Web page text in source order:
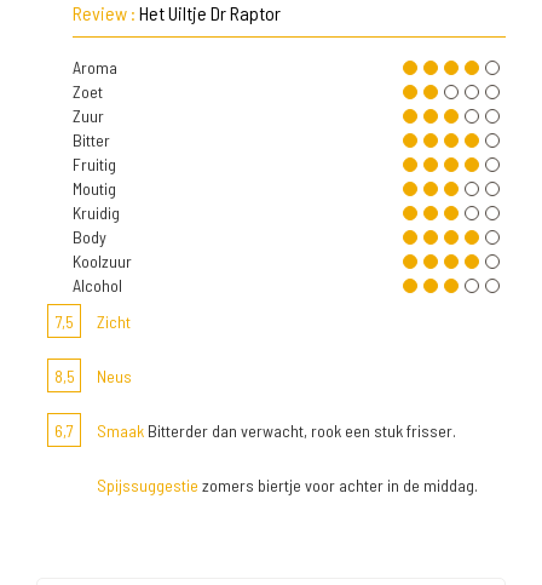
Review : Het Uiltje Dr Raptor
Aroma
Zoet
Zuur
Bitter
Fruitig
Moutig
Kruidig
Body
Koolzuur
Alcohol
7,5
Zicht
8,5 Neus
6,7 Smaak Bitterder dan verwacht, rook een stuk frisser.
Spijssuggestie zomers biertje voor achter in de middag.